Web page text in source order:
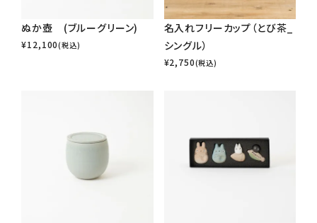
ぬか壺 (ブルーグリーン)
¥12,100(税込)
名入れフリーカップ（とび茶_
シングル）
¥2,750(税込)